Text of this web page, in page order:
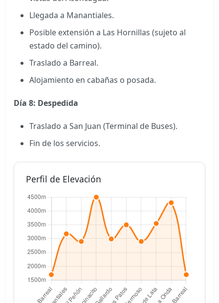
Llegada a Manantiales.
Posible extensión a Las Hornillas (sujeto al
estado del camino).
Traslado a Barreal.
Alojamiento en cabañas o posada.
Día 8: Despedida
Traslado a San Juan (Terminal de Buses).
Fin de los servicios.
Perfil de Elevación